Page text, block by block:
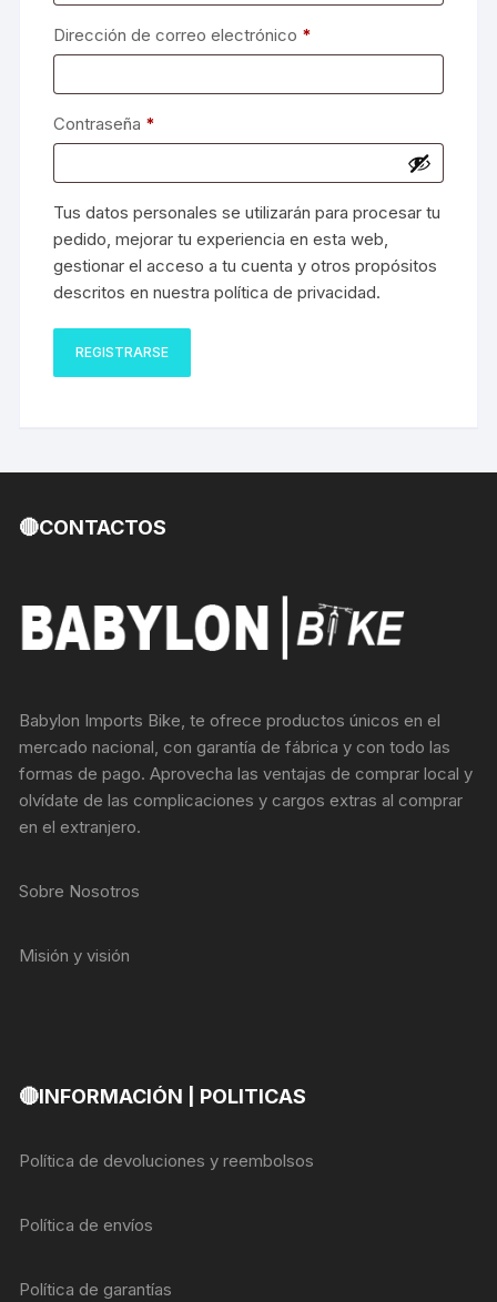
Dirección de correo electrónico *
Contraseña *
Tus datos personales se utilizarán para procesar tu
pedido, mejorar tu experiencia en esta web,
gestionar el acceso a tu cuenta y otros propósitos
descritos en nuestrapolítica de privacidad.
REGISTRARSE
🔴CONTACTOS
Babylon Imports Bike, te ofrece productos únicos en el
mercado nacional, con garantía de fábrica y con todo las
formas de pago. Aprovecha las ventajas de comprar local y
olvídate de las complicaciones y cargos extras al comprar
en el extranjero.
Sobre Nosotros
Misión y visión
🔴INFORMACIÓN | POLITICAS
Política de devoluciones y reembolsos
Política de envíos
Política de garantías